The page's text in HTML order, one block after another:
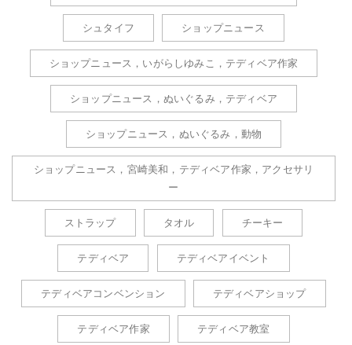
シュタイフ ショップニュース
ショップニュース，いがらしゆみこ，テディベア作家
ショップニュース，ぬいぐるみ，テディベア
ショップニュース，ぬいぐるみ，動物
ショップニュース，宮崎美和，テディベア作家，アクセサリ
ー
ストラップ タオル チーキー
テディベア テディベアイベント
テディベアコンベンション テディベアショップ
テディベア作家 テディベア教室